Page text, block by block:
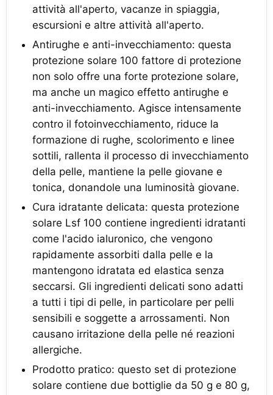
attività all'aperto, vacanze in spiaggia,
escursioni e altre attività all'aperto.
Antirughe e anti-invecchiamento: questa
protezione solare 100 fattore di protezione
non solo offre una forte protezione solare,
ma anche un magico effetto antirughe e
anti-invecchiamento. Agisce intensamente
contro il fotoinvecchiamento, riduce la
formazione di rughe, scolorimento e linee
sottili, rallenta il processo di invecchiamento
della pelle, mantiene la pelle giovane e
tonica, donandole una luminosità giovane.
Cura idratante delicata: questa protezione
solare Lsf 100 contiene ingredienti idratanti
come l'acido ialuronico, che vengono
rapidamente assorbiti dalla pelle e la
mantengono idratata ed elastica senza
seccarsi. Gli ingredienti delicati sono adatti
a tutti i tipi di pelle, in particolare per pelli
sensibili e soggette a arrossamenti. Non
causano irritazione della pelle né reazioni
allergiche.
Prodotto pratico: questo set di protezione
solare contiene due bottiglie da 50 g e 80 g,